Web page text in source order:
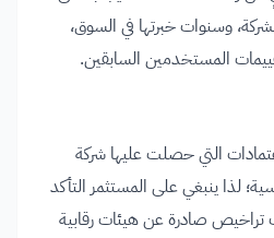
وسنوات خبرتها في السوق،
المستخدمين السابقين.
التي حصلت عليها شركة
لذا ينبغي على المستثمر التأكد
صادرة عن هيئات رقابية